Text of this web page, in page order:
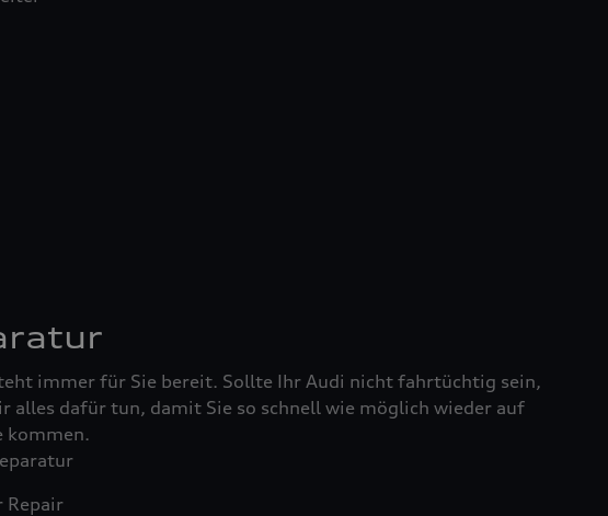
immer für Sie bereit. Sollte Ihr Audi nicht fahrtüchtig sein,
alles dafür tun, damit Sie so schnell wie möglich wieder auf
kommen.
Repair